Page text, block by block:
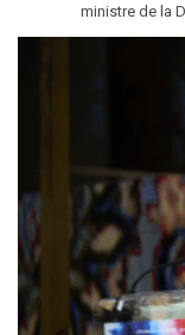
ministre de la